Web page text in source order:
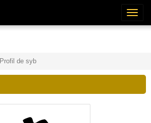
Profil de syb